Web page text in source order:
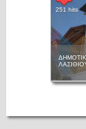
251 hits